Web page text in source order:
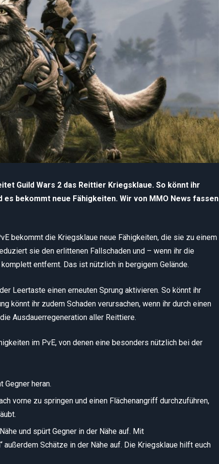
Guild Wars 2 das Reittier Kriegsklaue. So könnt ihr
es bekommt neue Fähigkeiten. Wir von MMO News fassen
bekommt die Kriegsklaue neue Fähigkeiten, die sie zu einem
sie den erlittenen Fallschaden und – wenn ihr die
entfernt. Das ist nützlich in bergigem Gelände.
Leertaste einen erneuten Sprung aktivieren. So könnt ihr
könnt ihr zudem Schaden verursachen, wenn ihr durch einen
Ausdauerregeneration aller Reittiere.
im PvE, von denen eine besonders nützlich bei der
Gegner heran.
vorne zu springen und einen Flächenangriff durchzuführen,
und spürt Gegner in der Nähe auf. Mit
außerdem Schätze in der Nähe auf. Die Kriegsklaue hilft euch